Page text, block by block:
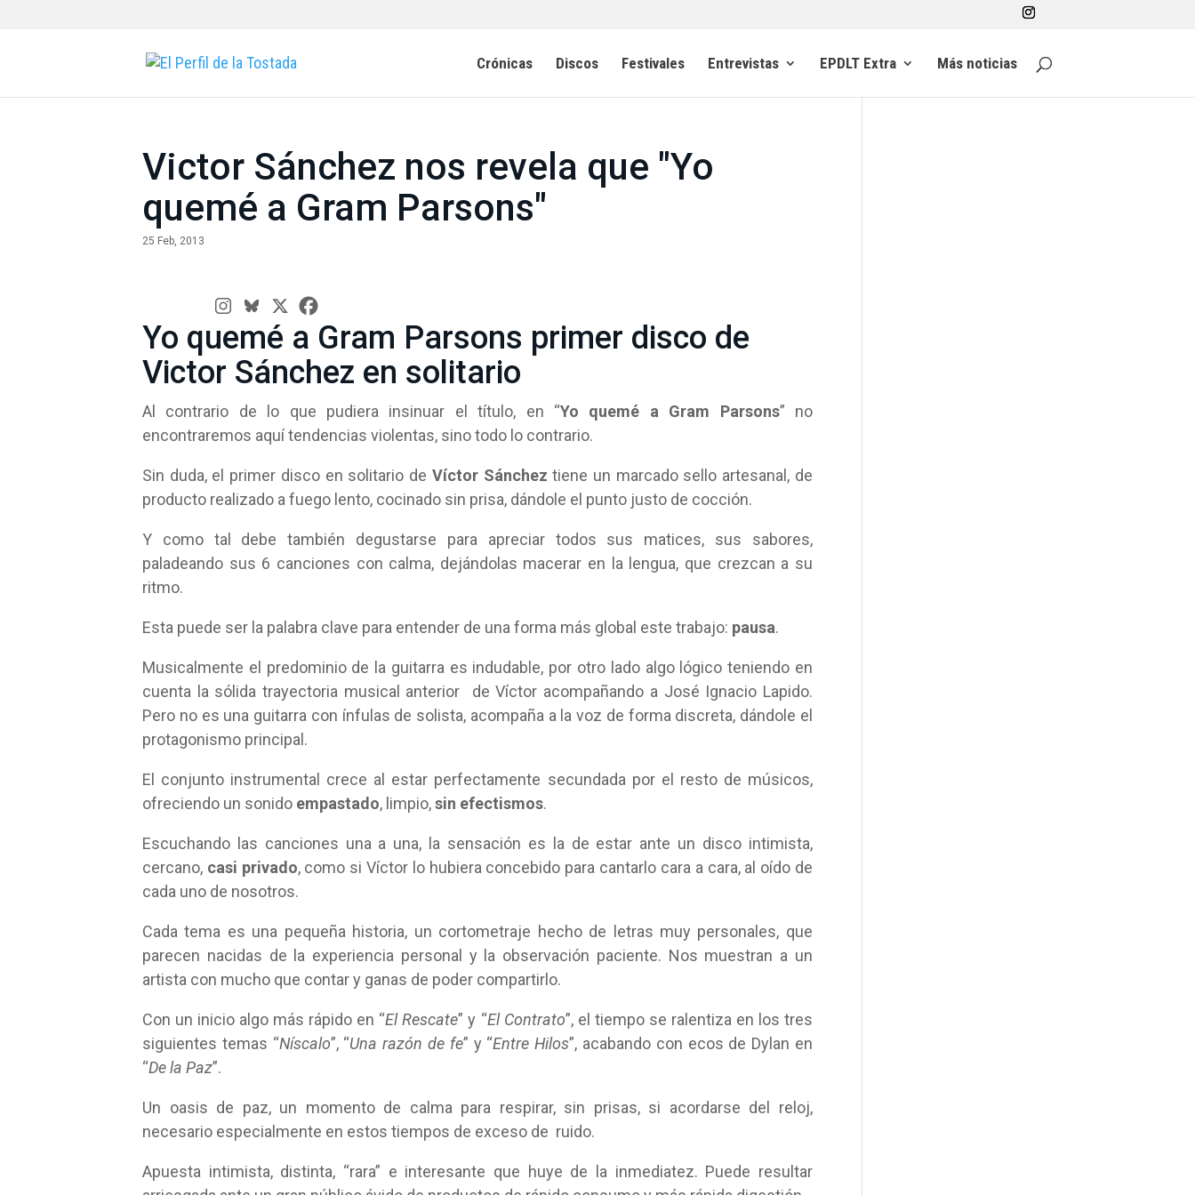
Crónicas Discos Festivales Entrevistas EPDLT Extra Más noticias
Victor Sánchez nos revela que "Yo
quemé a Gram Parsons"
25 Feb, 2013
Yo quemé a Gram Parsons primer disco de
Victor Sánchez en solitario
Al contrario de lo que pudiera insinuar el título, en “Yo quemé a Gram Parsons” no
encontraremos aquí tendencias violentas, sino todo lo contrario.
Sin duda, el primer disco en solitario de Víctor Sánchez tiene un marcado sello artesanal, de
producto realizado a fuego lento, cocinado sin prisa, dándole el punto justo de cocción.
Y como tal debe también degustarse para apreciar todos sus matices, sus sabores,
paladeando sus 6 canciones con calma, dejándolas macerar en la lengua, que crezcan a su
ritmo.
Esta puede ser la palabra clave para entender de una forma más global este trabajo: pausa.
Musicalmente el predominio de la guitarra es indudable, por otro lado algo lógico teniendo en
cuenta la sólida trayectoria musical anterior de Víctor acompañando a José Ignacio Lapido.
Pero no es una guitarra con ínfulas de solista, acompaña a la voz de forma discreta, dándole el
protagonismo principal.
El conjunto instrumental crece al estar perfectamente secundada por el resto de músicos,
ofreciendo un sonido empastado, limpio,sin efectismos.
Escuchando las canciones una a una, la sensación es la de estar ante un disco intimista,
cercano, casi privado, como si Víctor lo hubiera concebido para cantarlo cara a cara, al oído de
cada uno de nosotros.
Cada tema es una pequeña historia, un cortometraje hecho de letras muy personales, que
parecen nacidas de la experiencia personal y la observación paciente. Nos muestran a un
artista con mucho que contar y ganas de poder compartirlo.
Con un inicio algo más rápido en “El Rescate” y “El Contrato”, el tiempo se ralentiza en los tres
siguientes temas “Níscalo”, “Una razón de fe” y “Entre Hilos”, acabando con ecos de Dylan en
“De la Paz”.
Un oasis de paz, un momento de calma para respirar, sin prisas, si acordarse del reloj,
necesario especialmente en estos tiempos de exceso de ruido.
Apuesta intimista, distinta, “rara” e interesante que huye de la inmediatez. Puede resultar